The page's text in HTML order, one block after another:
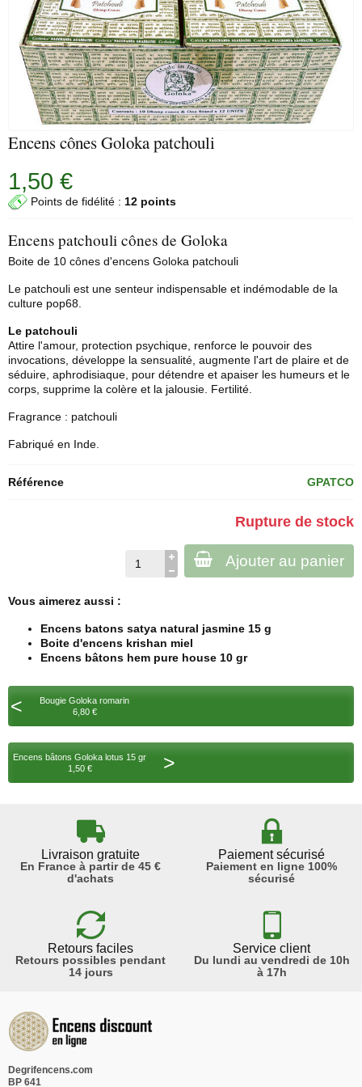
Encens cônes Goloka patchouli
1,50 €
Points de fidélité : 12 points
Encens patchouli cônes de Goloka
Boite de 10 cônes d'encens Goloka patchouli
Le patchouli est une senteur indispensable et indémodable de la
culture pop68.
Le patchouli
Attire l'amour, protection psychique, renforce le pouvoir des
invocations, développe la sensualité, augmente l'art de plaire et de
séduire, aphrodisiaque, pour détendre et apaiser les humeurs et le
corps, supprime la colère et la jalousie. Fertilité.
Fragrance : patchouli
Fabriqué en Inde.
Référence GPATCO
Rupture de stock
Ajouter au panier
Vous aimerez aussi :
Encens batons satya natural jasmine 15 g
Boite d'encens krishan miel
Encens bâtons hem pure house 10 gr
<
Bougie Goloka romarin
6,80 €
Encens bâtons Goloka lotus 15 gr
1,50 €
>
Livraison gratuite
En France à partir de 45 €
d'achats
Paiement sécurisé
Paiement en ligne 100%
sécurisé
Retours faciles
Retours possibles pendant
14 jours
Service client
Du lundi au vendredi de 10h
à 17h
Degrifencens.com
BP 641